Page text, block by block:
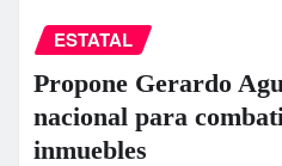
ESTATAL
Propone Gerardo
nacional para
inmuebles